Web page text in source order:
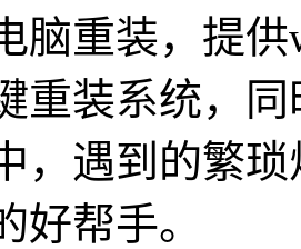
脑重装，提
重装系统，
，遇到的繁
好帮手。